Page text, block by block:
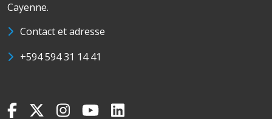
Cayenne.
Contact et adresse
+594 594 31 14 41